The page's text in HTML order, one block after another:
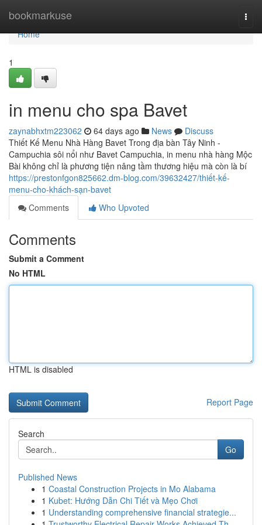
bookmarkuse
Home
Home
1
in menu cho spa Bavet
zaynabhxtm223062 64 days ago News
Discuss
Thiết Kế Menu Nhà Hàng Bavet Trong địa bàn Tây Ninh -
Campuchia sôi nổi như Bavet Campuchia, in menu nhà hàng Mộc
Bài không chỉ là phương tiện nâng tầm thương hiệu mà còn là bí
https://prestonfgon825662.dm-blog.com/39632427/thiết-kế-
menu-cho-khách-sạn-bavet
Comments
Who Upvoted
Comments
Submit a Comment
No HTML
HTML is disabled
Report Page
Search
Go
Published News
1 Coastal Construction Projects in Mo Alabama
1 Kubet: Hướng Dẫn Chi Tiết và Mẹo Chơi
1 Understanding comprehensive financial strategie...